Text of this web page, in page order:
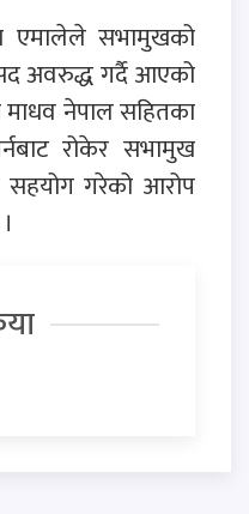
एमालेले सभामुखको
अवरुद्ध गर्दै आएको
माधव नेपाल सहितका
रोकेर सभामुख
गरेको आरोप